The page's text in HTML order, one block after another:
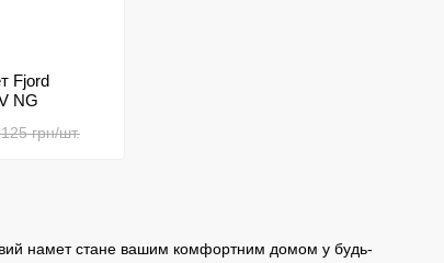
намет стане вашим комфортним домом у будь-
Fjord
NG
грн/шт.